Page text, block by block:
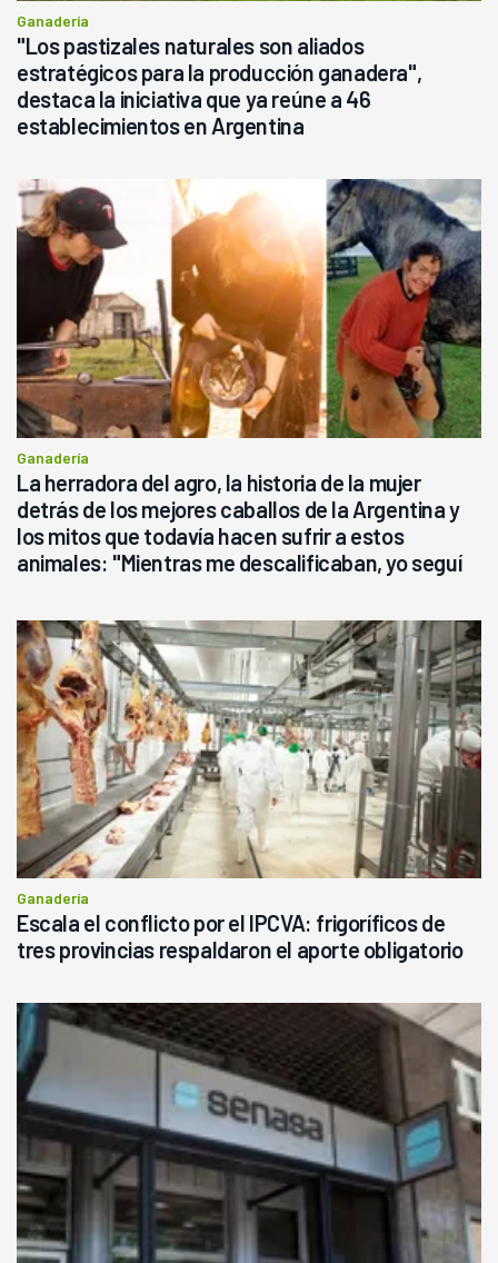
Ganadería
"Los pastizales naturales son aliados
estratégicos para la producción ganadera",
destaca la iniciativa que ya reúne a 46
establecimientos en Argentina
Ganadería
La herradora del agro, la historia de la mujer
detrás de los mejores caballos de la Argentina y
los mitos que todavía hacen sufrir a estos
animales: "Mientras me descalificaban, yo seguí
Ganadería
Escala el conflicto por el IPCVA: frigoríficos de
tres provincias respaldaron el aporte obligatorio